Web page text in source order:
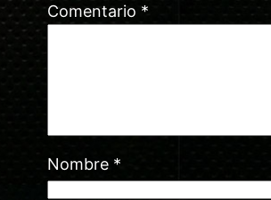
Comentario *
Nombre *